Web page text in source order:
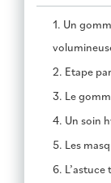
1. Un
2. Etape
3. Le
4. Un soin
5. Les
6.